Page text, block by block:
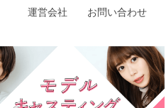
運営会社 お問い合わせ